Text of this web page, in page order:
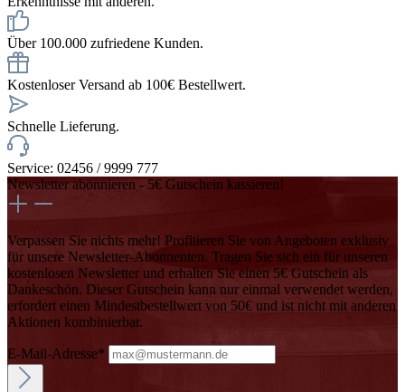
Über 100.000 zufriedene Kunden.
Kostenloser Versand ab 100€ Bestellwert.
Schnelle Lieferung.
Service: 02456 / 9999 777
Newsletter abonnieren - 5€ Gutschein kassieren!
Verpassen Sie nichts mehr! Profitieren Sie von Angeboten exklusiv
für unsere Newsletter-Abonnenten. Tragen Sie sich ein für unseren
kostenlosen Newsletter und erhalten Sie einen 5€ Gutschein als
Dankeschön. Dieser Gutschein kann nur einmal verwendet werden,
erfordert einen Mindestbestellwert von 50€ und ist nicht mit anderen
Aktionen kombinierbar.
E-Mail-Adresse*